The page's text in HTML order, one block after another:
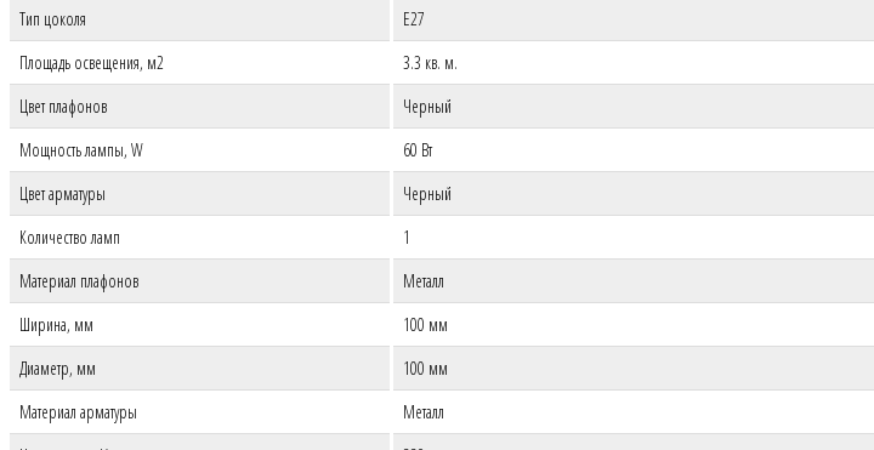
Тип цоколя
E27
Площадь освещения, м2
3.3 кв. м.
Цвет плафонов
Черный
Мощность лампы, W
60 Вт
Цвет арматуры
Черный
Количество ламп
1
Материал плафонов
Металл
Ширина, мм
100 мм
Диаметр, мм
100 мм
Материал арматуры
Металл